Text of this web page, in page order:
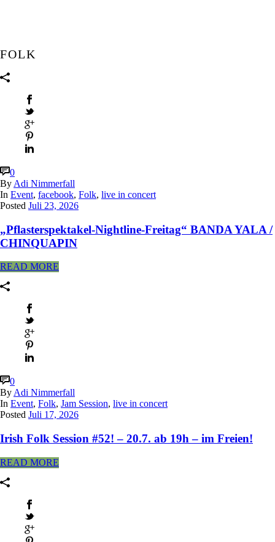
FOLK
0
By Adi Nimmerfall
In Event, facebook, Folk, live in concert
Posted Juli 23, 2026
„Pflasterspektakel-Nightline-Freitag“ BANDA YALA /
CHINQUAPIN
READ MORE
0
ByAdi Nimmerfall
In Event, Folk, Jam Session, live in concert
Posted Juli 17, 2026
Irish Folk Session #52! – 20.7. ab 19h – im Freien!
READ MORE